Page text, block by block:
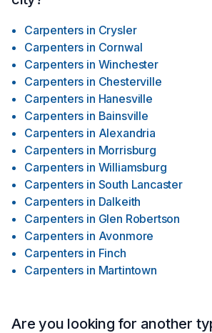
Carpenters in Crysler
Carpenters in Cornwal
Carpenters in Winchester
Carpenters in Chesterville
Carpenters in Hanesville
Carpenters in Bainsville
Carpenters in Alexandria
Carpenters in Morrisburg
Carpenters in Williamsburg
Carpenters in South Lancaster
Carpenters in Dalkeith
Carpenters in Glen Robertson
Carpenters in Avonmore
Carpenters in Finch
Carpenters in Martintown
Are you looking for another